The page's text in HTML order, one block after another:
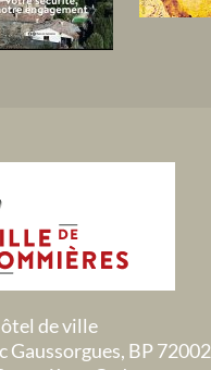
de ville
Gaussorgues, BP 72002